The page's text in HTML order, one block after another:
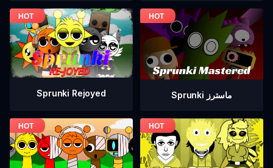
Sprunki Rejoyed Sprunki ماسترز